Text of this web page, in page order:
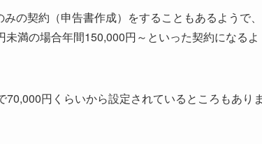
の契約（申告書作成）をすることもあるようで、
満の場合年間150,000円～といった契約になるよ
円くらいから設定されているところもあり